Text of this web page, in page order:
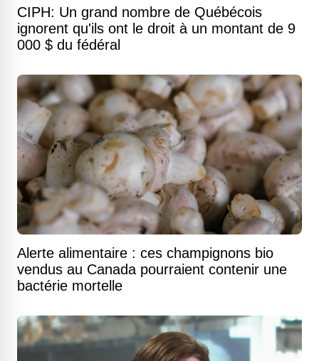
CIPH: Un grand nombre de Québécois
ignorent qu'ils ont le droit à un montant de 9
000 $ du fédéral
Alerte alimentaire : ces champignons bio
vendus au Canada pourraient contenir une
bactérie mortelle